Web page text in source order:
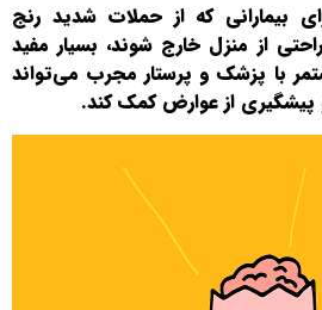
بیمارانی که از حملات شدید رنج
از منزل خارج شوند، بسیار مفید
با پزشک و پرستار مجرب می‌تواند
پیشگیری از عوارض کمک کند.